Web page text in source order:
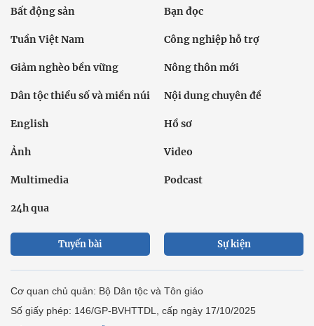
Bất động sản Bạn đọc
Tuần Việt Nam Công nghiệp hỗ trợ
Giảm nghèo bền vững Nông thôn mới
Dân tộc thiểu số và miền núi Nội dung chuyên đề
English Hồ sơ
Ảnh Video
Multimedia Podcast
24h qua
Tuyến bài Sự kiện
Cơ quan chủ quản: Bộ Dân tộc và Tôn giáo
Số giấy phép: 146/GP-BVHTTDL, cấp ngày 17/10/2025